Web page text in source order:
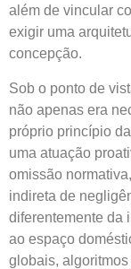
além de vincular
exigir uma
concepção.
Sob o ponto de
não apenas era
próprio princípio
uma atuação
omissão
indireta de
diferentemente da
ao espaço
globais,